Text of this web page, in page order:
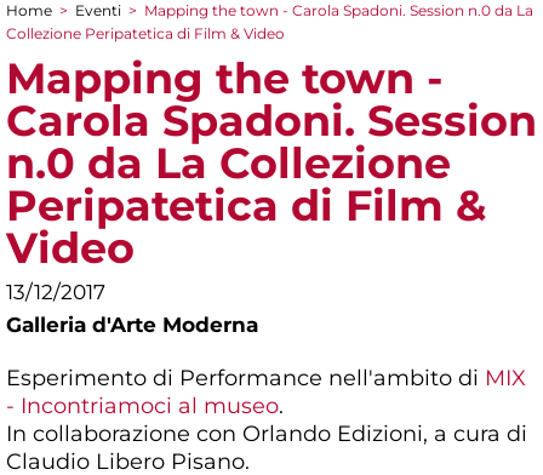
Tu sei qui
Home > Eventi > Mapping the town - Carola Spadoni. Session n.0 da La
Collezione Peripatetica di Film & Video
Mapping the town -
Carola Spadoni. Session
n.0 da La Collezione
Peripatetica di Film &
Video
13/12/2017
Galleria d'Arte Moderna
Esperimento di Performance nell'ambito di MIX
- Incontriamoci al museo.
In collaborazione con Orlando Edizioni, a cura di
Claudio Libero Pisano.